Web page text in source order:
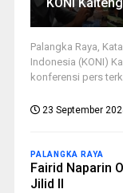
Palangka Raya,
Indonesia (KONI)
konferensi pers
23 September
PALANGKA RAYA
Fairid Naparin
Jilid II